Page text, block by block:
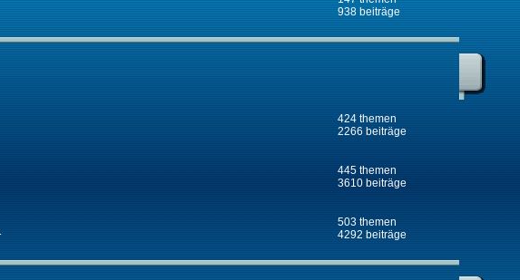
938 beiträge
424 themen
2266 beiträge
445 themen
3610 beiträge
503 themen
4292 beiträge